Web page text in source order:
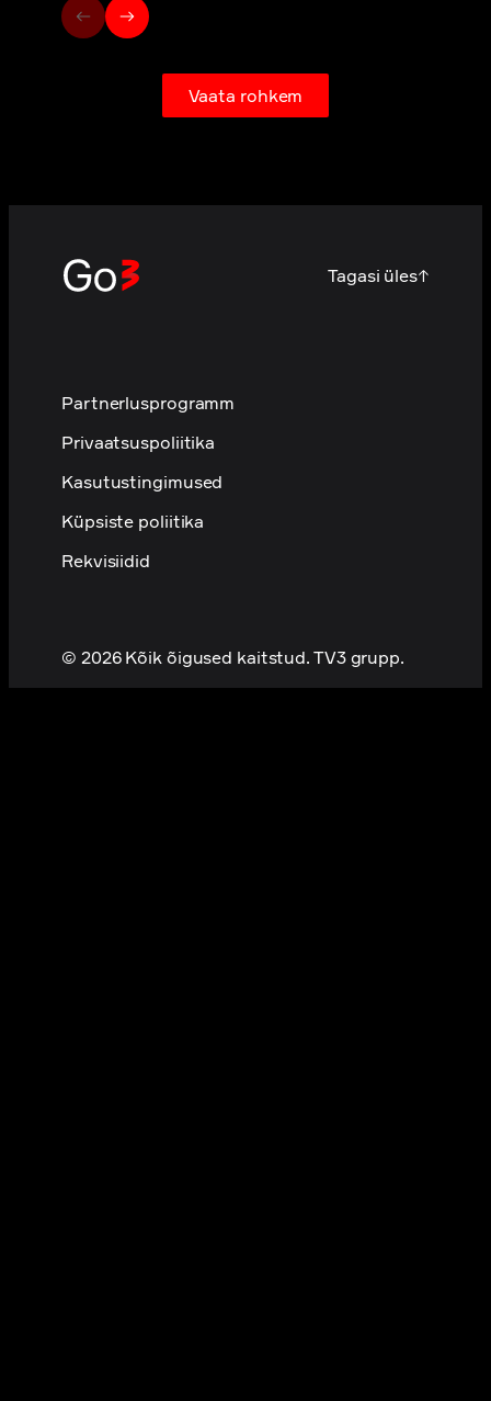
Vaata rohkem
Tagasi üles↑
© 2026 Kõik õigused kaitstud. TV3 grupp.
Partnerlusprogramm
Privaatsuspoliitika
Kasutustingimused
Küpsiste poliitika
Rekvisiidid